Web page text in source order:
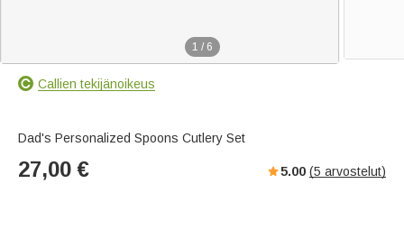
1 / 6
Callien tekijänoikeus
Dad's Personalized Spoons Cutlery Set
27,00 € 5.00 (5 arvostelut)